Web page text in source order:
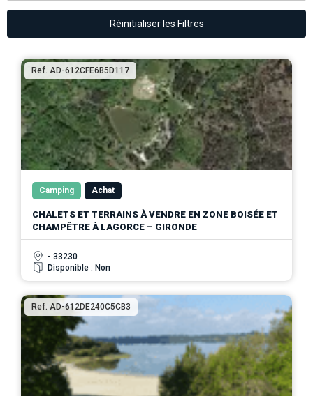
Réinitialiser les Filtres
Ref. AD-612CFE6B5D117
Camping Achat
CHALETS ET TERRAINS À VENDRE EN ZONE BOISÉE ET
CHAMPÊTRE À LAGORCE – GIRONDE
- 33230
Disponible : Non
Ref. AD-612DE240C5CB3